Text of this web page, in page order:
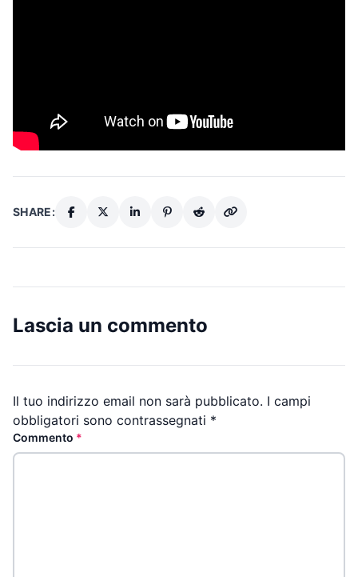
SHARE:
Lascia un commento
Il tuo indirizzo email non sarà pubblicato. I campi
obbligatori sono contrassegnati *
Commento *